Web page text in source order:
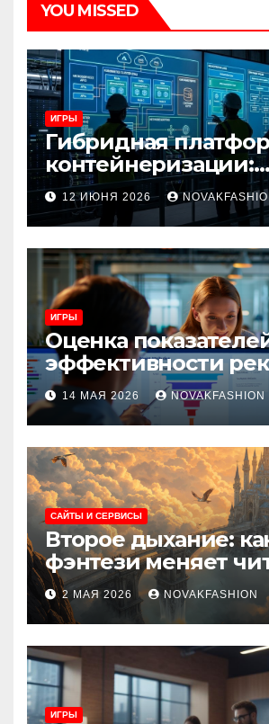
YOU MISSED
ИГРЫ
Гибридная
контейнеризации:
архитектура,
и сценарии
12 ИЮНЯ 2026
ИГРЫ
Оценка
эффективности
при атрибуции
множественных
касания
14 МАЯ 2026 NOVAKFASHION
САЙТЫ И СЕРВИСЫ
Второе дыхание:
фэнтези меняет
культуру
2 МАЯ 2026 NOVAKFASHION
ИГРЫ